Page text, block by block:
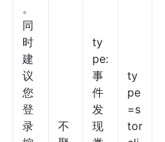
。
同
时
建
议
您
登
录
不
ty
pe:
事
件
发
现
ty
pe
=s
tor